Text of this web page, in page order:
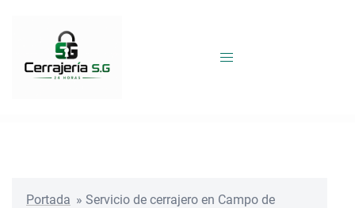
Portada » Servicio de cerrajero en Campo de